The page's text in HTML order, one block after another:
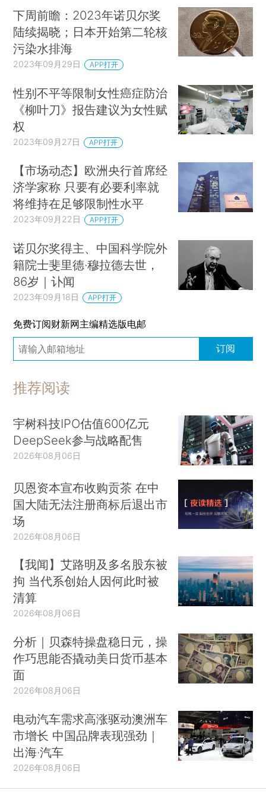
下周前瞻：2023年诺贝尔奖
陆续揭晓；日本开始第二轮核
污染水排海
2023年09月29日 APP打开
性别不平等限制女性癌症防治
《柳叶刀》报告建议为女性赋
权
2023年09月27日 APP打开
【市场动态】欧洲央行首席经
济学家称 只要有必要利率就
将维持在足够限制性水平
2023年09月22日 APP打开
诺贝尔奖得主、中国科学院外
籍院士斐里德·穆拉德去世，
86岁｜讣闻
2023年09月18日 APP打开
免费订阅财新网主编精选版电邮
订阅
推荐阅读
宇树科技IPO估值600亿元
DeepSeek参与战略配售
2026年08月06日
贝恩资本宣布收购贡茶 在中
国大陆无法注册商标后退出市
场
2026年08月06日
【我闻】艾路明及多名股东被
拘 当代系创始人因何此时被
清算
2026年08月06日
分析｜贝森特操盘稳日元，操
作巧思能否撬动美日货币基本
面
2026年08月06日
电动汽车需求高涨驱动澳洲车
市增长 中国品牌表现强劲｜
出海·汽车
2026年08月06日